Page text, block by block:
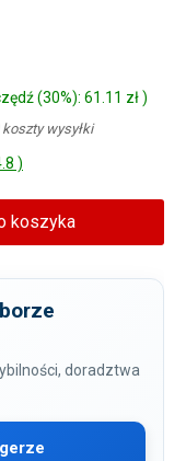
(30%): 61.11 zł )
koszty wysyłki
)
koszyka
doradztwa